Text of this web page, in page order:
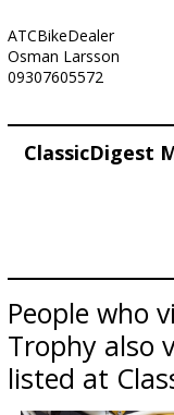
ATCBikeDealer
Osman Larsson
09307605572
ClassicDigest
People who
Trophy also
listed at